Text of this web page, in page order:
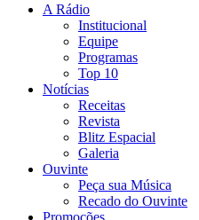
A Rádio
Institucional
Equipe
Programas
Top 10
Notícias
Receitas
Revista
Blitz Espacial
Galeria
Ouvinte
Peça sua Música
Recado do Ouvinte
Promoções